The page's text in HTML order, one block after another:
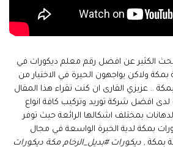
الكثير عن افضل رقم معلم ديكورات في
بمكة ولاكن يواجهون الحيرة في الاختيار من
.. عزيزي القارى ان كنت تقراء هذا المقال
افضل شركة توريد وتركيب كافة انواع
بمختلف اشكالها الرائعة حيث توفر
بمكة لدية الخبرة الواسعة في مجال
بمكة , ديكورات #بديل_الرخام مكة ديكورات